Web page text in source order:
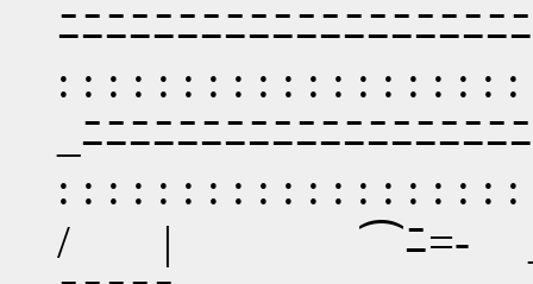
ﾆﾆﾆﾆﾆﾆﾆﾆﾆﾆﾆﾆﾆﾆﾆﾆﾆﾆﾆ
: : : : : : : : : : : :
_ﾆﾆﾆﾆﾆﾆﾆﾆﾆﾆﾆﾆﾆﾆﾆﾆﾆ
: : : : : : : : : : : : : :
/ | ⌒ﾆ=- _ﾆﾆﾆﾆﾆﾆ